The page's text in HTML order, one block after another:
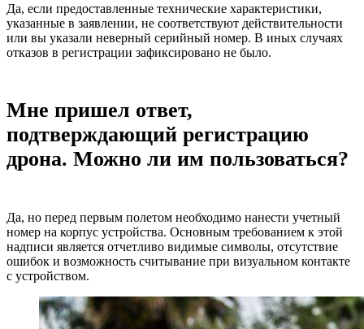
Да, если предоставленные технические характеристики,
указанные в заявлении, не соответствуют действительности
или вы указали неверный серийный номер. В иных случаях
отказов в регистрации зафиксировано не было.
Мне пришел ответ,
подтверждающий регистрацию
дрона. Можно ли им пользоваться?
Да, но перед первым полетом необходимо нанести учетный
номер на корпус устройства. Основным требованием к этой
надписи является отчетливо видимые символы, отсутствие
ошибок и возможность считывание при визуальном контакте
с устройством.